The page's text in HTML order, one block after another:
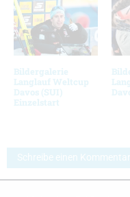
Bildergalerie
Langlauf Weltcup
Davos (SUI)
Einzelstart
Schreibe einen Kommentar